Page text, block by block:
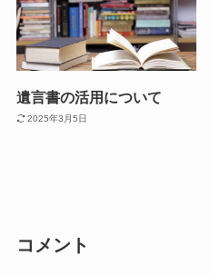
遺言書の活用について
2025年3月5日
コメント